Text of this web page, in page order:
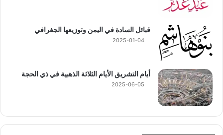
قبائل السادة في اليمن وتوزيعها الجغرافي
2025-01-04
أيام التشريق الأيام الثلاثة الذهبية في ذي الحجة
2025-06-05